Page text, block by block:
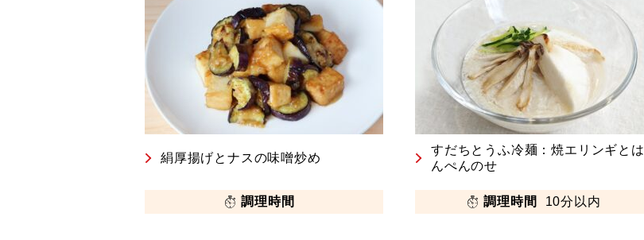
絹厚揚げとナスの味噌炒め
調理時間
すだちとうふ冷麺：焼エリンギとは
んぺんのせ
調理時間 10分以内